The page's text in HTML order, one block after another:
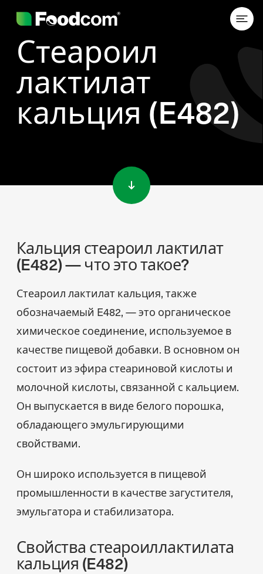
Стеароил
лактилат
кальция (E482)
Кальция стеароил лактилат
(E482) — что это такое?
Стеароил лактилат кальция, также
обозначаемый E482, — это органическое
химическое соединение, используемое в
качестве пищевой добавки. В основном он
состоит из эфира стеариновой кислоты и
молочной кислоты, связанной с кальцием.
Он выпускается в виде белого порошка,
обладающего эмульгирующими
свойствами.
Он широко используется в пищевой
промышленности в качестве загустителя,
эмульгатора и стабилизатора.
Свойства стеароиллактилата
кальция (E482)